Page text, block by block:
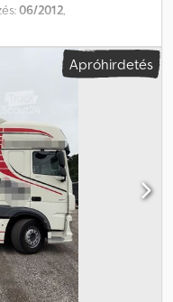
06/2012,
, kibocsátási osztály:
stabilitásprogram (ESP),
1.291.215 km
5 EEV Dodpjzq
fűtés Tempomat
Differenciálzár
60 R22.5, futófelület
60 R22.5, futófelület
Apróhirdetés